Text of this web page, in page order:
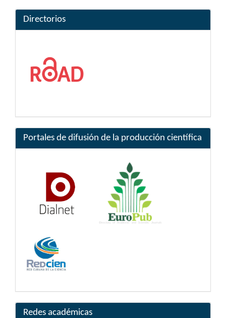
Directorios
Portales de difusión de la producción científica
Redes académicas